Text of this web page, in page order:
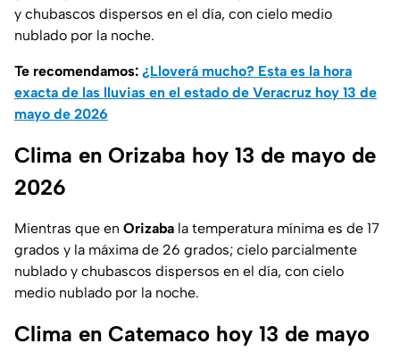
y chubascos dispersos en el día, con cielo medio
nublado por la noche.
Te recomendamos: ¿Lloverá mucho? Esta es la hora
exacta de las lluvias en el estado de Veracruz hoy 13 de
mayo de 2026
Clima en Orizaba hoy 13 de mayo de
2026
Mientras que en Orizaba la temperatura mínima es de 17
grados y la máxima de 26 grados; cielo parcialmente
nublado y chubascos dispersos en el día, con cielo
medio nublado por la noche.
Clima en Catemaco hoy 13 de mayo